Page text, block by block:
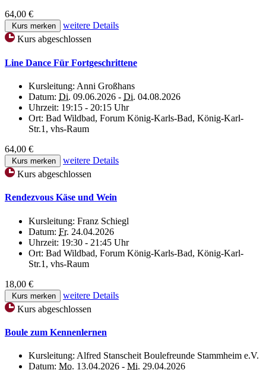
64,00 €
Kurs merken
weitere Details
Kurs abgeschlossen
Line Dance Für Fortgeschrittene
Kursleitung: Anni Großhans
Datum: Di. 09.06.2026 - Di. 04.08.2026
Uhrzeit: 19:15 - 20:15 Uhr
Ort: Bad Wildbad, Forum König-Karls-Bad, König-Karl-
Str.1, vhs-Raum
64,00 €
Kurs merken
weitere Details
Kurs abgeschlossen
Rendezvous Käse und Wein
Kursleitung: Franz Schiegl
Datum: Fr. 24.04.2026
Uhrzeit: 19:30 - 21:45 Uhr
Ort: Bad Wildbad, Forum König-Karls-Bad, König-Karl-
Str.1, vhs-Raum
18,00 €
Kurs merken
weitere Details
Kurs abgeschlossen
Boule zum Kennenlernen
Kursleitung: Alfred Stanscheit Boulefreunde Stammheim e.V.
Datum: Mo. 13.04.2026 - Mi. 29.04.2026